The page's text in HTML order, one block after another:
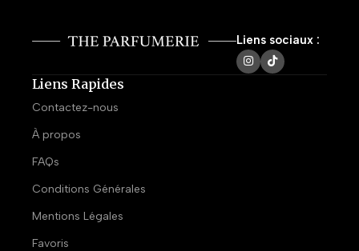
Liens sociaux :
Liens Rapides
Contactez-nous
À propos
FAQs
Conditions Générales
Mentions Légales
Favoris